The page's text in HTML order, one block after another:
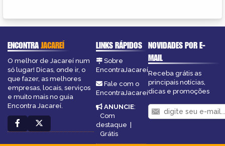
ENCONTRAJACAREÍ
O melhor de Jacareí num
só lugar! Dicas, onde ir, o
que fazer, as melhores
empresas, locais, serviços
e muito mais no guia
Encontra Jacareí.
LINKS RÁPIDOS
Sobre
EncontraJacareí
Fale com o
EncontraJacareí
ANUNCIE:
Com
destaque |
Grátis
NOVIDADES POR E-
MAIL
Receba grátis as
principais notícias,
dicas e promoções